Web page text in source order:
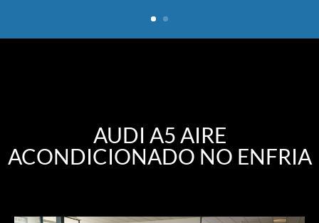
AUDI A5 AIRE
ACONDICIONADO NO ENFRIA